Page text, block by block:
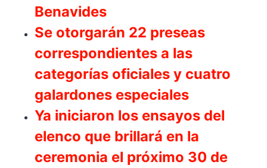
Benavides
Se otorgarán 22 preseas
correspondientes a las
categorías oficiales y cuatro
galardones especiales
Ya iniciaron los ensayos del
elenco que brillará en la
ceremonia el próximo 30 de